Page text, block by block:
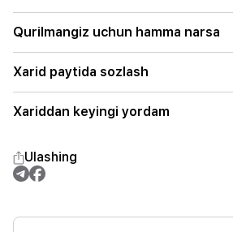
Qurilmangiz uchun hamma narsa
Xarid paytida sozlash
Xariddan keyingi yordam
Ulashing